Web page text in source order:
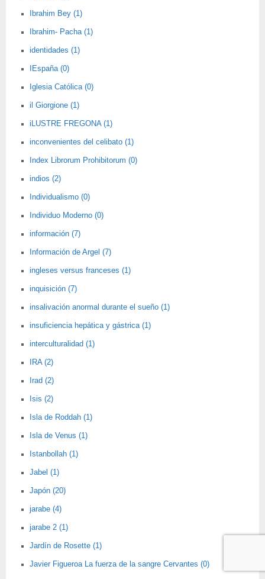
Ibrahim Bey (1)
Ibrahim- Pacha (1)
identidades (1)
IEspaña (0)
Iglesia Católica (0)
il Giorgione (1)
iLUSTRE FREGONA (1)
inconvenientes del celibato (1)
Index Librorum Prohibitorum (0)
indios (2)
Individualismo (0)
Individuo Moderno (0)
información (7)
Información de Argel (7)
ingleses versus franceses (1)
inquisición (7)
insalivación anormal durante el sueño (1)
insuficiencia hepática y gástrica (1)
interculturalidad (1)
IRA (2)
Irad (2)
Isis (2)
Isla de Roddah (1)
Isla de Venus (1)
Istanbollah (1)
Jabel (1)
Japón (20)
jarabe (4)
jarabe 2 (1)
Jardín de Rosette (1)
Javier Figueroa La fuerza de la sangre Cervantes (0)